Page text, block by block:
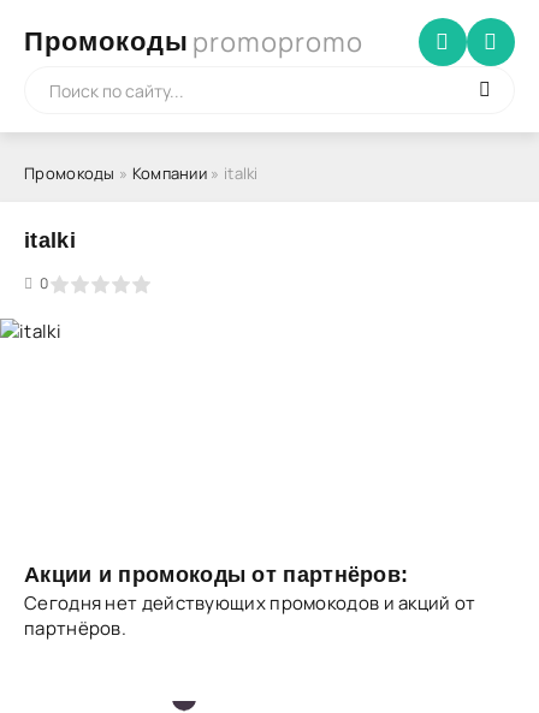
Промокоды promopromo
Промокоды » Компании » italki
italki
0
Акции и промокоды от партнёров:
Сегодня нет действующих промокодов и акций от
партнёров.